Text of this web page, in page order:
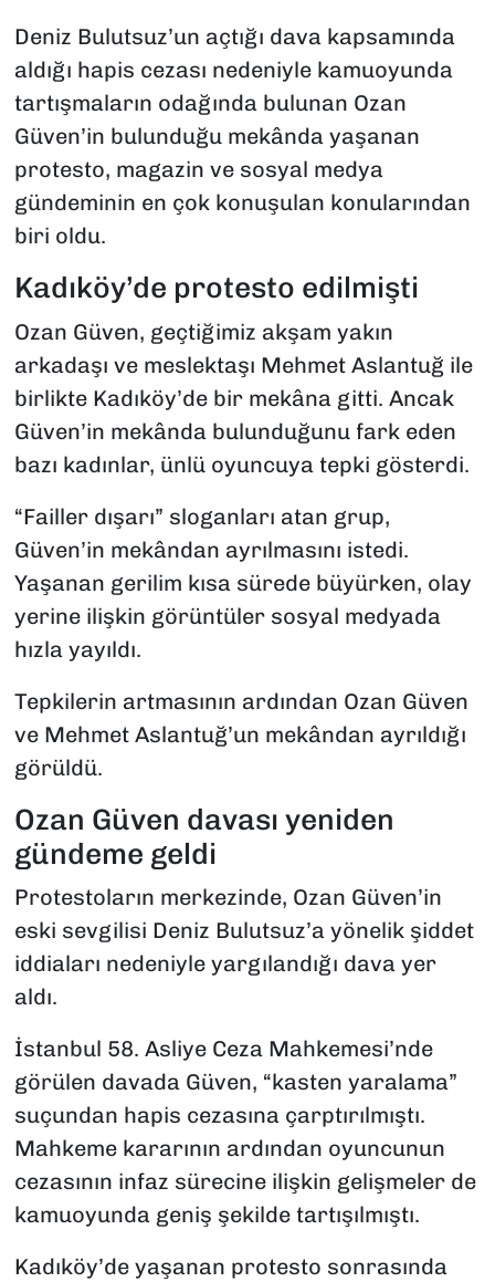
Deniz Bulutsuz’un açtığı dava kapsamında
aldığı hapis cezası nedeniyle kamuoyunda
tartışmaların odağında bulunan Ozan
Güven’in bulunduğu mekânda yaşanan
protesto, magazin ve sosyal medya
gündeminin en çok konuşulan konularından
biri oldu.
Kadıköy’de protesto edilmişti
Ozan Güven, geçtiğimiz akşam yakın
arkadaşı ve meslektaşı Mehmet Aslantuğ ile
birlikte Kadıköy’de bir mekâna gitti. Ancak
Güven’in mekânda bulunduğunu fark eden
bazı kadınlar, ünlü oyuncuya tepki gösterdi.
“Failler dışarı” sloganları atan grup,
Güven’in mekândan ayrılmasını istedi.
Yaşanan gerilim kısa sürede büyürken, olay
yerine ilişkin görüntüler sosyal medyada
hızla yayıldı.
Tepkilerin artmasının ardından Ozan Güven
ve Mehmet Aslantuğ’un mekândan ayrıldığı
görüldü.
Ozan Güven davası yeniden
gündeme geldi
Protestoların merkezinde, Ozan Güven’in
eski sevgilisi Deniz Bulutsuz’a yönelik şiddet
iddiaları nedeniyle yargılandığı dava yer
aldı.
İstanbul 58. Asliye Ceza Mahkemesi’nde
görülen davada Güven, “kasten yaralama”
suçundan hapis cezasına çarptırılmıştı.
Mahkeme kararının ardından oyuncunun
cezasının infaz sürecine ilişkin gelişmeler de
kamuoyunda geniş şekilde tartışılmıştı.
Kadıköy’de yaşanan protesto sonrasında